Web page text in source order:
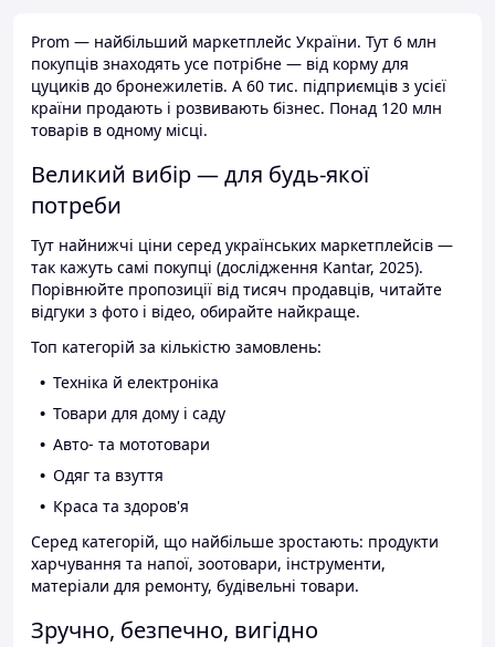
Prom — найбільший маркетплейс України. Тут 6 млн
покупців знаходять усе потрібне — від корму для
цуциків до бронежилетів. А 60 тис. підприємців з усієї
країни продають і розвивають бізнес. Понад 120 млн
товарів в одному місці.
Великий вибір — для будь-якої
потреби
Тут найнижчі ціни серед українських маркетплейсів —
так кажуть самі покупці (дослідження Kantar, 2025).
Порівнюйте пропозиції від тисяч продавців, читайте
відгуки з фото і відео, обирайте найкраще.
Топ категорій за кількістю замовлень:
Техніка й електроніка
Товари для дому і саду
Авто- та мототовари
Одяг та взуття
Краса та здоров'я
Серед категорій, що найбільше зростають: продукти
харчування та напої, зоотовари, інструменти,
матеріали для ремонту, будівельні товари.
Зручно, безпечно, вигідно